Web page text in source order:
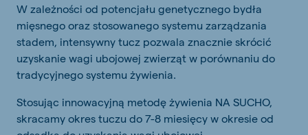
W zależności od potencjału genetycznego bydła
mięsnego oraz stosowanego systemu zarządzania
stadem, intensywny tucz pozwala znacznie skrócić
uzyskanie wagi ubojowej zwierząt w porównaniu do
tradycyjnego systemu żywienia.
Stosując innowacyjną metodę żywienia NA SUCHO,
skracamy okres tuczu do 7-8 miesięcy w okresie od